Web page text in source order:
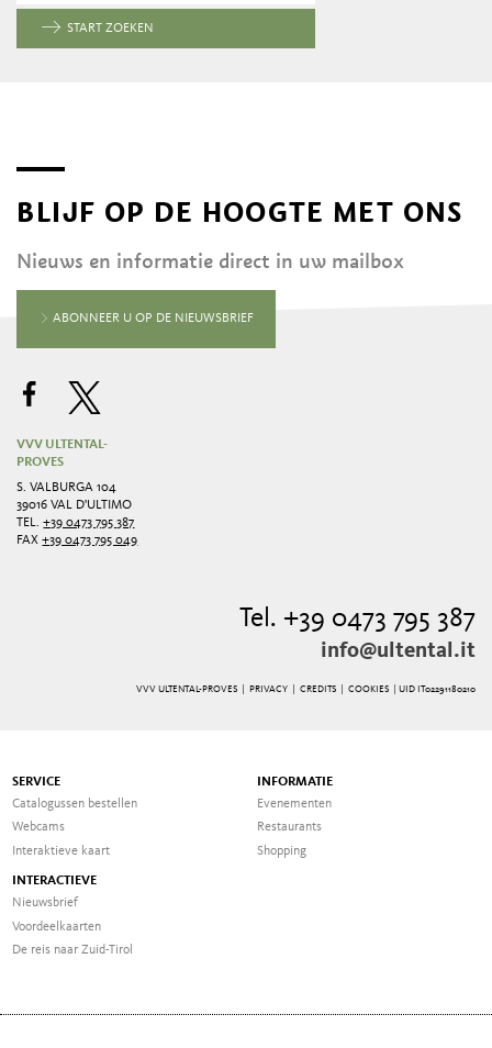
START ZOEKEN
BLIJF OP DE HOOGTE MET ONS
Nieuws en informatie direct in uw mailbox
ABONNEER U OP DE NIEUWSBRIEF
VVV ULTENTAL-
PROVES
S. VALBURGA 104
39016 VAL D'ULTIMO
TEL.+39 0473 795 387
FAX+39 0473 795 049
Tel. +39 0473 795 387
info@ultental.it
VVV ULTENTAL-PROVES | PRIVACY| CREDITS| COOKIES | UID IT02291180210
SERVICE
Catalogussen bestellen
Webcams
Interaktieve kaart
INFORMATIE
Evenementen
Restaurants
Shopping
INTERACTIEVE
Nieuwsbrief
Voordeelkaarten
De reis naar Zuid-Tirol